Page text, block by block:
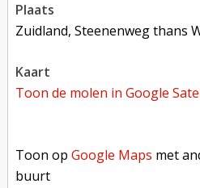
plaats
Zuidland, Steenenweg thans
kaart
Toon de molen inGoogle
Toon opGoogle Maps met
buurt